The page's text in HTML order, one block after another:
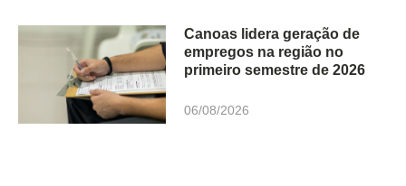
Canoas lidera geração de
empregos na região no
primeiro semestre de 2026
06/08/2026